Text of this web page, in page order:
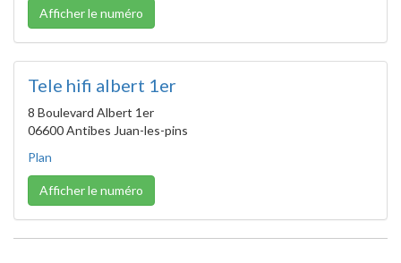
Afficher le numéro
Tele hifi albert 1er
8 Boulevard Albert 1er
06600 Antibes Juan-les-pins
Plan
Afficher le numéro